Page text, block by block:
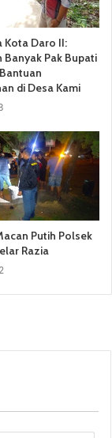
Kota Daro II:
Banyak Pak Bupati
di Desa Kami
Putih Polsek
Razia